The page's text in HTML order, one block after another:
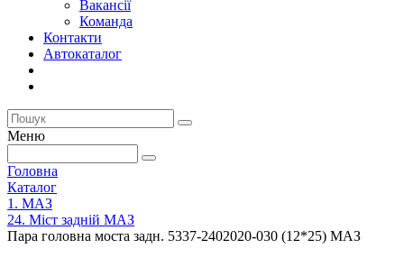
Вакансії
Команда
Контакти
Автокаталог
Меню
Головна
Каталог
1. МАЗ
24. Міст задній МАЗ
Пара головна моста задн. 5337-2402020-030 (12*25) МАЗ